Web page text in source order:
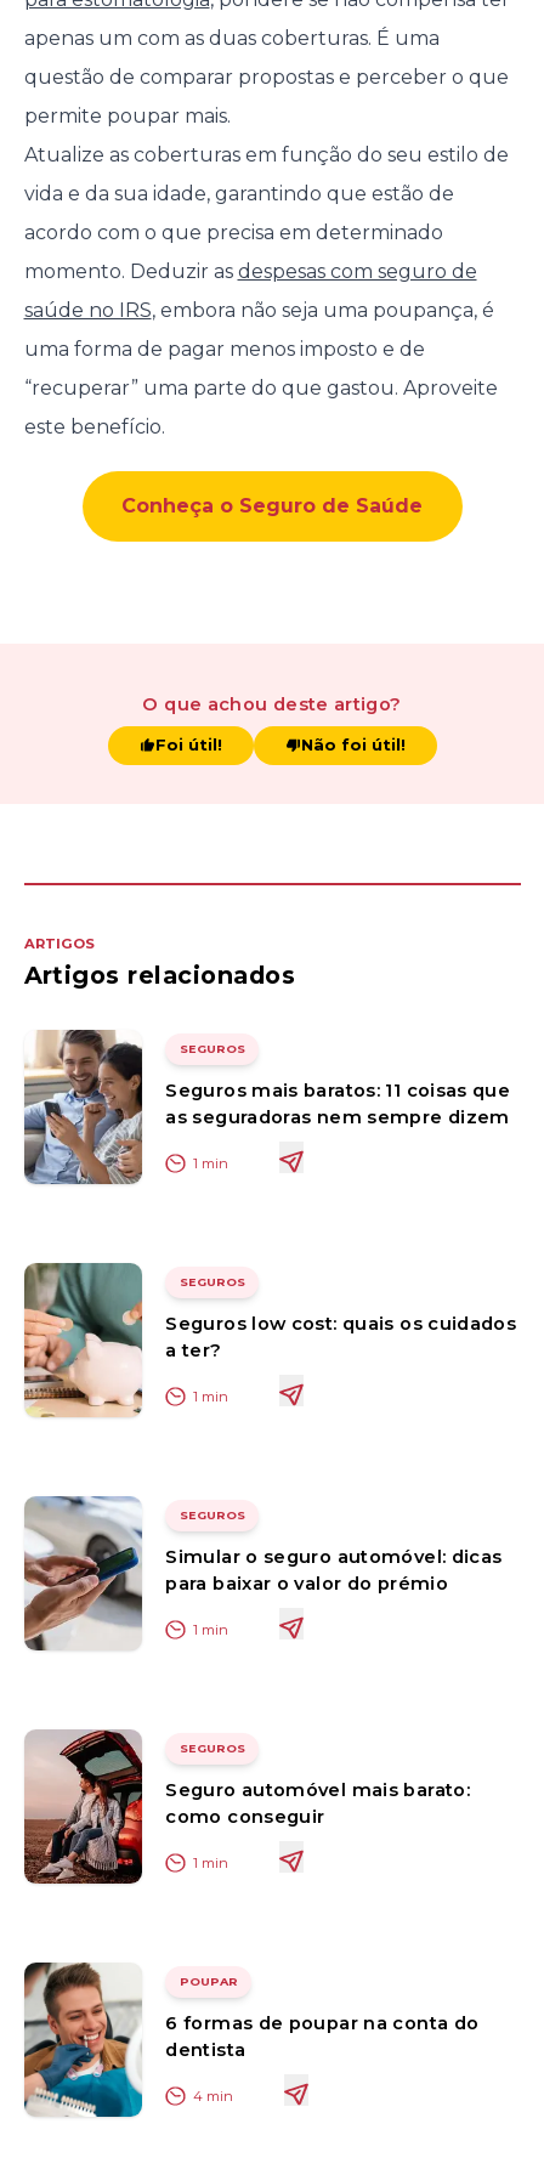
apenas um com as duas coberturas. É uma
questão de comparar propostas e perceber o que
permite poupar mais.
Atualize as coberturas em função do seu estilo de
vida e da sua idade, garantindo que estão de
acordo com o que precisa em determinado
momento. Deduzir as despesas com seguro de
saúde no IRS, embora não seja uma poupança, é
uma forma de pagar menos imposto e de
“recuperar” uma parte do que gastou. Aproveite
este benefício.
Conheça o Seguro de Saúde
O que achou deste artigo?
Foi útil! Não foi útil!
ARTIGOS
Artigos relacionados
SEGUROS
Seguros mais baratos: 11 coisas que
as seguradoras nem sempre dizem
1 min
SEGUROS
Seguros low cost: quais os cuidados
a ter?
1 min
SEGUROS
Simular o seguro automóvel: dicas
para baixar o valor do prémio
1 min
SEGUROS
Seguro automóvel mais barato:
como conseguir
1 min
POUPAR
6 formas de poupar na conta do
dentista
4 min